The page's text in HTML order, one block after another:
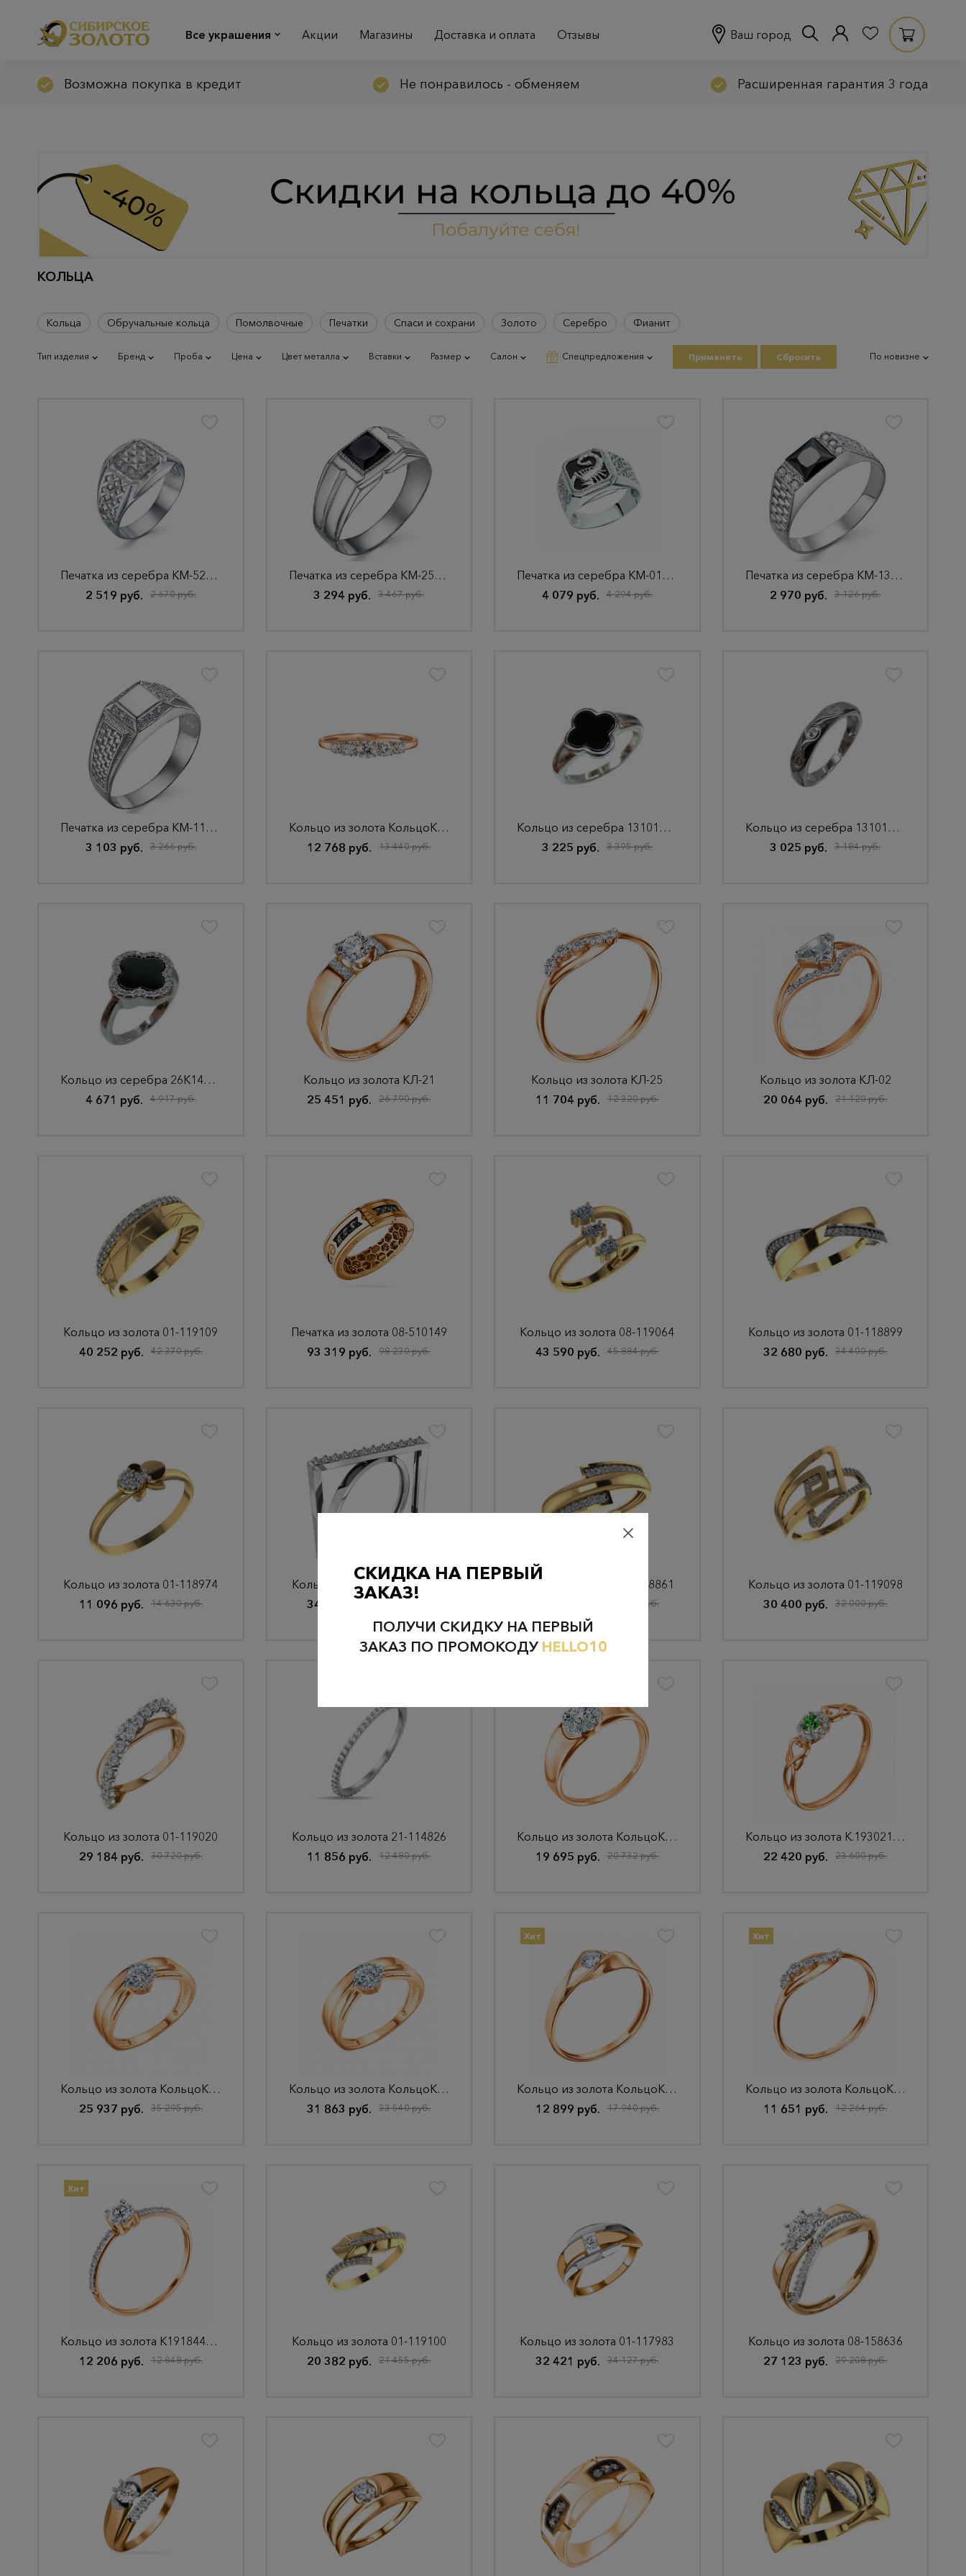
Все украшения Акции Магазины Доставка и оплата Отзывы Ваш город
Возможна покупка в кредит Не понравилось - обменяем Расширенная гарантия 3 года
КОЛЬЦА
Кольца Обручальные кольца Помолвочные Печатки Спаси и сохрани Золото Серебро Фианит
Тип изделия Бренд Проба Цена Цвет металла Вставки Размер Салон Спецпредложения Применить Сбросить По новизне
Печатка из серебра КМ-52/3А Родир_с
2 519 руб.
2 670 руб.
Печатка из серебра КМ-259 Родир_с
3 294 руб.
3 467 руб.
Печатка из серебра КМ-01/9 Родир_с
4 079 руб.
4 294 руб.
Печатка из серебра КМ-133 Родир_с
2 970 руб.
3 126 руб.
Печатка из серебра КМ-114 Родир_с
3 103 руб.
3 266 руб.
Кольцо из золота КольцоКЛ-59/15,5/бцФ/з585
12 768 руб.
13 440 руб.
Кольцо из серебра 13101001405
3 225 руб.
3 395 руб.
Кольцо из серебра 13101001570
3 025 руб.
3 184 руб.
Кольцо из серебра 26К145135
4 671 руб.
4 917 руб.
Кольцо из золота КЛ-21
25 451 руб.
26 790 руб.
Кольцо из золота КЛ-25
11 704 руб.
12 320 руб.
Кольцо из золота КЛ-02
20 064 руб.
21 120 руб.
Кольцо из золота 01-119109
40 252 руб.
42 370 руб.
Печатка из золота 08-510149
93 319 руб.
98 230 руб.
Кольцо из золота 08-119064
43 590 руб.
45 884 руб.
Кольцо из золота 01-118899
32 680 руб.
34 400 руб.
Кольцо из золота 01-118974
11 096 руб.
14 630 руб.
Кольцо из золота 21-118531
34 200 руб.
Кольцо из золота 08-158861
30 849 руб.
Кольцо из золота 01-119098
30 400 руб.
32 000 руб.
Кольцо из золота 01-119020
29 184 руб.
30 720 руб.
Кольцо из золота 21-114826
11 856 руб.
12 480 руб.
Кольцо из золота КольцоКЛ-26/18,5/бцФ/з585
19 695 руб.
20 732 руб.
Кольцо из золота К.193021НГ.18,0.злФ.з585
22 420 руб.
23 600 руб.
Кольцо из золота КольцоКЛ-38.18,5.бцФ.з585
25 937 руб.
35 295 руб.
Кольцо из золота КольцоКЛ-38.16,5.бцФ.з585
31 863 руб.
33 540 руб.
Хит
Кольцо из золота КольцоКЛ-36.17,5.бцФ.з585
12 899 руб.
17 940 руб.
Хит
Кольцо из золота КольцоКЛ-25.16,5.бцФ.з585
11 651 руб.
12 264 руб.
Хит
Кольцо из золота К191844НГ15,0. бцФз585
12 206 руб.
12 848 руб.
Кольцо из золота 01-119100
20 382 руб.
21 455 руб.
Кольцо из золота 01-117983
32 421 руб.
34 127 руб.
Кольцо из золота 08-158636
27 123 руб.
29 208 руб.
СКИДКА НА ПЕРВЫЙ
ЗАКАЗ!
ПОЛУЧИ СКИДКУ НА ПЕРВЫЙ
ЗАКАЗ ПО ПРОМОКОДУ HELLO10